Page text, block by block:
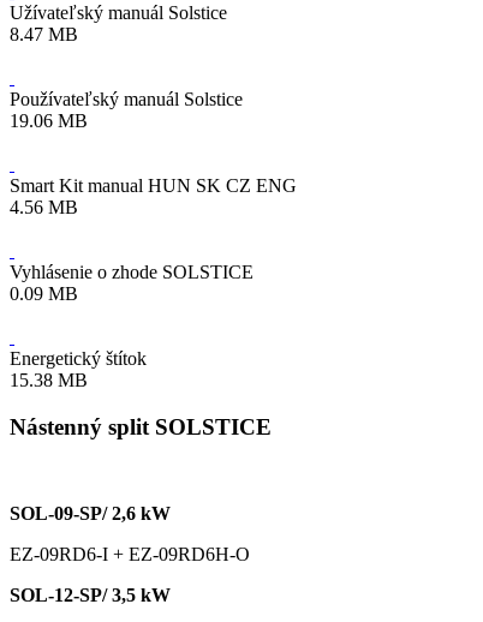
Užívateľský manuál Solstice
8.47 MB
Používateľský manuál Solstice
19.06 MB
Smart Kit manual HUN SK CZ ENG
4.56 MB
Vyhlásenie o zhode SOLSTICE
0.09 MB
Energetický štítok
15.38 MB
Nástenný split SOLSTICE
SOL-09-SP/ 2,6 kW
EZ-09RD6-I + EZ-09RD6H-O
SOL-12-SP/ 3,5 kW